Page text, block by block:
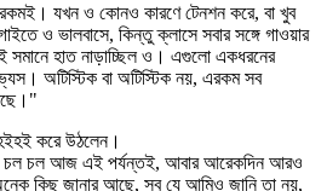
যখন ও কোনও কারণে টেনশন করে, বা খুব
ও ভালবাসে, কিন্তু ক্লাসে সবার সঙ্গে গাওয়ার
সমানে হাত নাড়াচ্ছিল ও। এগুলো একধরনের
অটিস্টিক বা অটিস্টিক নয়, এরকম সব
করে উঠলেন।
চল চল আজ এই পর্যন্তই, আবার আরেকদিন আরও
কিছু জানার আছে, সব যে আমিও জানি তা নয়,